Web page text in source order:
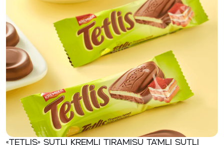
«TETLIS» Sutli kremli tiramisu ta’mli sutli